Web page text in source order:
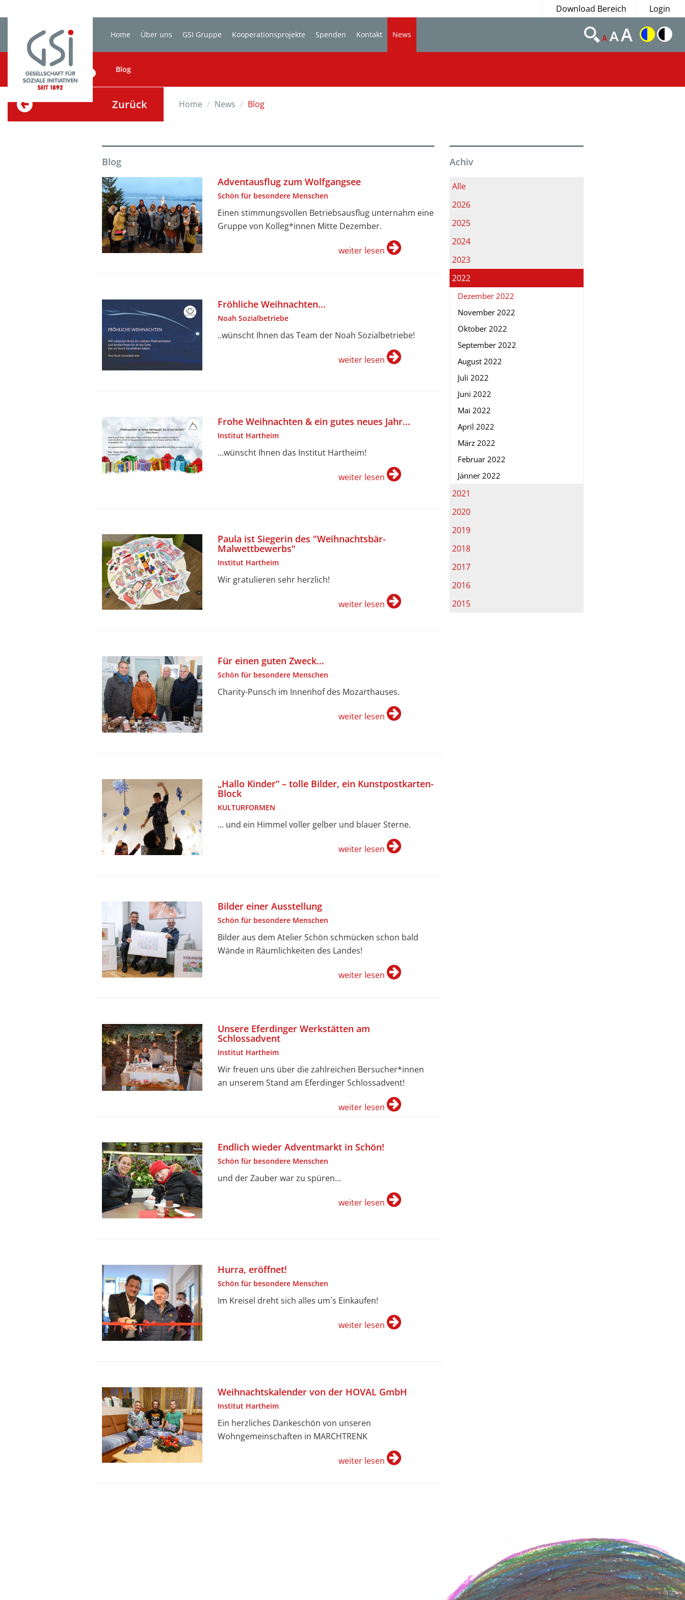
Download Bereich Login
Home Über uns GSI Gruppe Kooperationsprojekte Spenden Kontakt News
Blog
AAA
BLOG
Zurück Home News Blog
Achiv
Alle
2026
2025
2024
2023
2022
Dezember 2022
November 2022
Oktober 2022
September 2022
August 2022
Juli 2022
Juni 2022
Mai 2022
April 2022
März 2022
Februar 2022
Jänner 2022
2021
2020
2019
2018
2017
2016
2015
Blog
Adventausflug zum Wolfgangsee
Schön für besondere Menschen
Einen stimmungsvollen Betriebsausflug unternahm eine
Gruppe von Kolleg*innen Mitte Dezember.
weiter lesen
Fröhliche Weihnachten...
Noah Sozialbetriebe
..wünscht Ihnen das Team der Noah Sozialbetriebe!
weiter lesen
Frohe Weihnachten & ein gutes neues Jahr...
Institut Hartheim
...wünscht Ihnen das Institut Hartheim!
weiter lesen
Paula ist Siegerin des "Weihnachtsbär-
Malwettbewerbs"
Institut Hartheim
Wir gratulieren sehr herzlich!
weiter lesen
Für einen guten Zweck…
Schön für besondere Menschen
Charity-Punsch im Innenhof des Mozarthauses.
weiter lesen
„Hallo Kinder“ – tolle Bilder, ein Kunstpostkarten-
Block
KULTURFORMEN
... und ein Himmel voller gelber und blauer Sterne.
weiter lesen
Bilder einer Ausstellung
Schön für besondere Menschen
Bilder aus dem Atelier Schön schmücken schon bald
Wände in Räumlichkeiten des Landes!
weiter lesen
Unsere Eferdinger Werkstätten am
Schlossadvent
Institut Hartheim
Wir freuen uns über die zahlreichen Bersucher*innen
an unserem Stand am Eferdinger Schlossadvent!
weiter lesen
Endlich wieder Adventmarkt in Schön!
Schön für besondere Menschen
und der Zauber war zu spüren...
weiter lesen
Hurra, eröffnet!
Schön für besondere Menschen
Im Kreisel dreht sich alles um´s Einkaufen!
weiter lesen
Weihnachtskalender von der HOVAL GmbH
Institut Hartheim
Ein herzliches Dankeschön von unseren
Wohngemeinschaften in MARCHTRENK
weiter lesen